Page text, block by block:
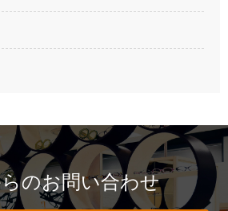
のお問い合わせ